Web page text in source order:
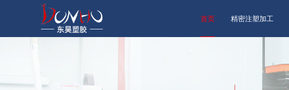
首页 精密注塑加工